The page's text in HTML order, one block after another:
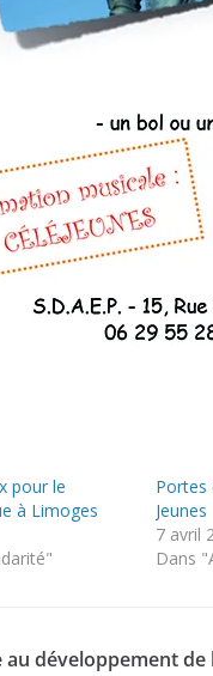
pour le
à Limoges
Portes
Jeunes
7 avril
Dans
au développement